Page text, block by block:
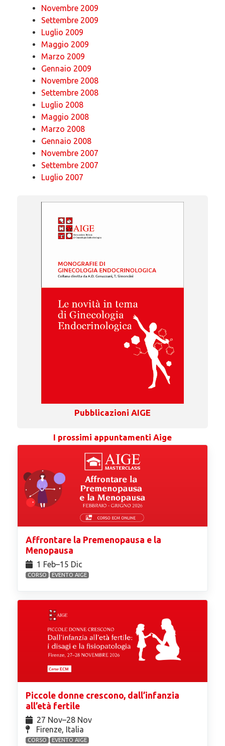
Novembre 2009
Settembre 2009
Luglio 2009
Maggio 2009
Marzo 2009
Gennaio 2009
Novembre 2008
Settembre 2008
Luglio 2008
Maggio 2008
Marzo 2008
Gennaio 2008
Novembre 2007
Settembre 2007
Luglio 2007
Pubblicazioni AIGE
I prossimi appuntamenti Aige
Affrontare la Premenopausa e la
Menopausa
1 Feb⁠–15 Dic
CORSO EVENTO AIGE
Piccole donne crescono, dall’infanzia
all’età fertile
27 Nov⁠–28 Nov
Firenze, Italia
CORSO EVENTO AIGE